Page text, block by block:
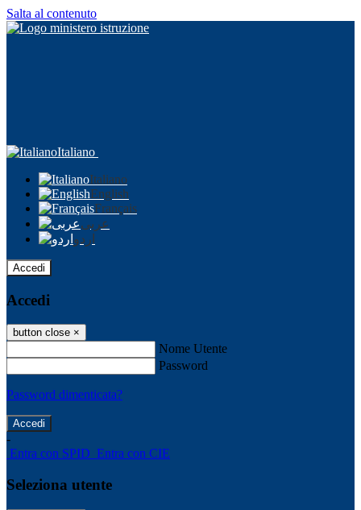
Salta al contenuto
Italiano
Italiano
English
Français
عربى
اردو
Accedi
Accedi
button close ×
Nome Utente
Password
Password dimenticata?
-
Entra con SPID Entra con CIE
Seleziona utente